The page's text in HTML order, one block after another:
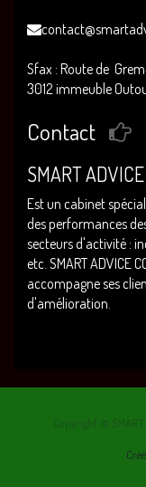
Sfax : Route de
3012 immeuble
Contact
SMART
Est un cabinet
des performances
secteurs d'activité :
etc. SMART ADVICE
accompagne ses
d'amélioration.
Copyright ©